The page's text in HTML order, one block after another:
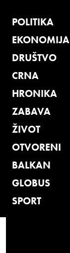
POLITIKA
EKONOMIJA
DRUŠTVO
CRNA
HRONIKA
ZABAVA
ŽIVOT
OTVORENI
BALKAN
GLOBUS
SPORT